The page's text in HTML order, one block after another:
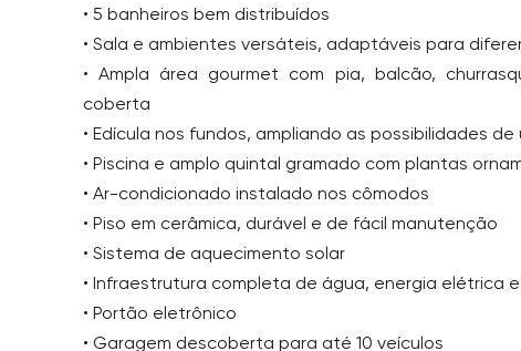
• 5 banheiros bem distribuídos
• Sala e ambientes versáteis, adaptáveis para
• Ampla área gourmet com pia, balcão,
coberta
• Edícula nos fundos, ampliando as possibilidades de
• Piscina e amplo quintal gramado com plantas
• Ar-condicionado instalado nos cômodos
• Piso em cerâmica, durável e de fácil manutenção
• Sistema de aquecimento solar
• Infraestrutura completa de água, energia elétrica
• Portão eletrônico
• Garagem descoberta para até 10 veículos